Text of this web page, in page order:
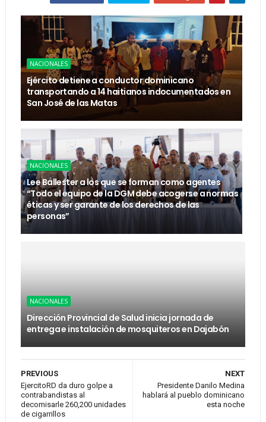
NACIONALES
Ejército detiene a conductor dominicano
transportando a 14 haitianos indocumentados en
San José de las Matas
NACIONALES
Lee Ballester a los que se forman como agentes
“Todo el equipo de la DGM debe acogerse a normas
éticas y ser garante de los derechos de las
personas”
NACIONALES
Dirección Provincial de Salud inicia jornada de
entrega e instalación de mosquiteros en Dajabón
NEXT
Presidente Danilo Medina
hablará al pueblo dominicano
esta noche
PREVIOUS
EjercitoRD da duro golpe a
contrabandistas al
decomisarle 260,200 unidades
de cigarrillos